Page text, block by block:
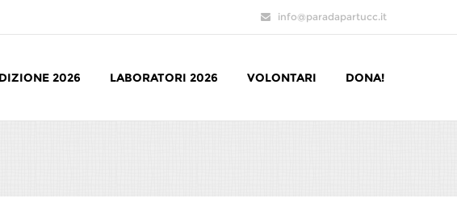
info@paradapartucc.it
2026 LABORATORI 2026 VOLONTARI DONA!